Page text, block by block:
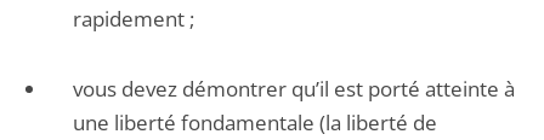
rapidement ;
vous devez démontrer qu’il est porté atteinte à
une liberté fondamentale (la liberté de